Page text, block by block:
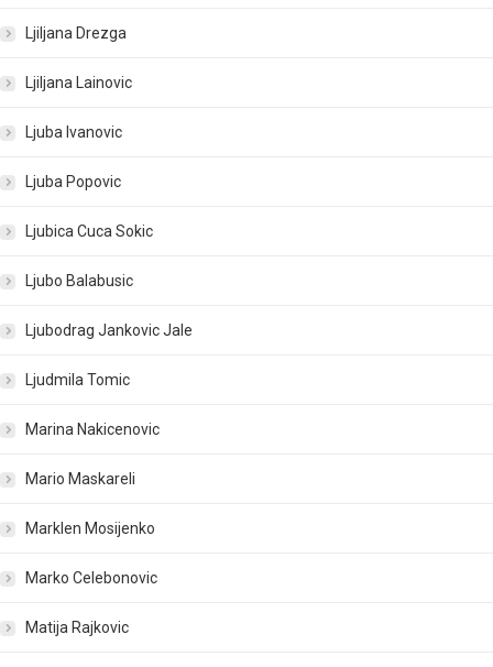
Ljiljana Drezga
Ljiljana Lainovic
Ljuba Ivanovic
Ljuba Popovic
Ljubica Cuca Sokic
Ljubo Balabusic
Ljubodrag Jankovic Jale
Ljudmila Tomic
Marina Nakicenovic
Mario Maskareli
Marklen Mosijenko
Marko Celebonovic
Matija Rajkovic